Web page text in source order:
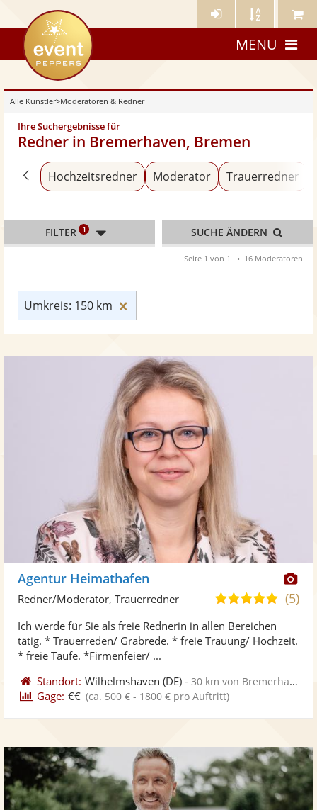
Künstler- Künstler Meine
eventpeppers
MENU
Alle Künstler>Moderatoren & Redner
Ihre Suchergebnisse für
Redner in Bremerhaven, Bremen
Zurück zu «Alle Künstler»
Hochzeitsredner Moderator Trauerredner
Umkreis: 150 km
FILTER 1 SUCHE ÄNDERN
Seite 1 von 1 16 Moderatoren
Agentur Heimathafen
5,0(5)
Redner/Moderator, Trauerredner
Ich werde für Sie als freie Rednerin in allen Bereichen
tätig. * Trauerreden/ Grabrede. * freie Trauung/ Hochzeit.
* freie Taufe. *Firmenfeier/ ...
Standort: Wilhelmshaven (DE) -30 km von Bremerhaven
Gage: €€ (ca. 500 € - 1800 € pro Auftritt)